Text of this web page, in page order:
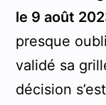
le 9 août
presque
validé sa
décision